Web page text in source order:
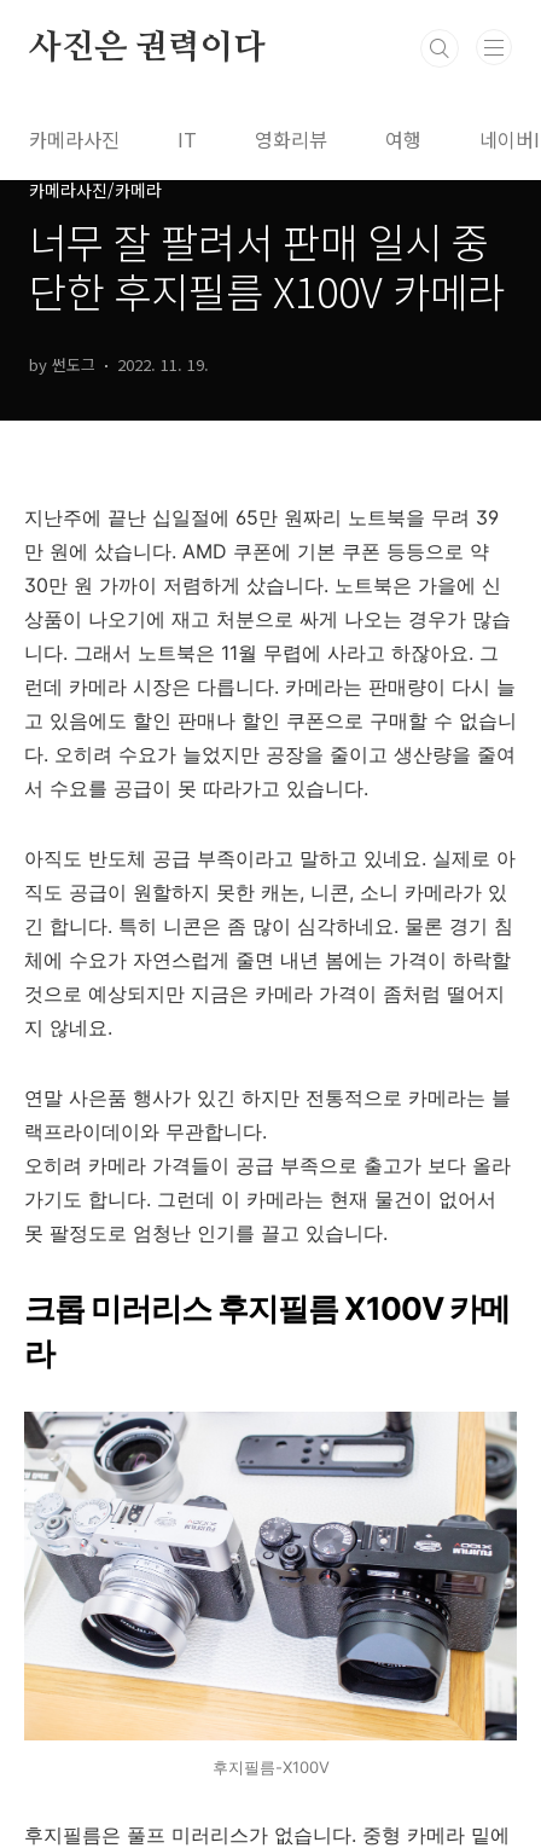
사진은 권력이다
카메라사진 IT 영화리뷰 여행 네이
카메라사진/카메라
너무 잘 팔려서 판매 일시 중
단한 후지필름 X100V 카메라
by 썬도그 2022. 11. 19.
지난주에 끝난 십일절에 65만 원짜리 노트북을 무려 39
만 원에 샀습니다. AMD 쿠폰에 기본 쿠폰 등등으로 약
30만 원 가까이 저렴하게 샀습니다. 노트북은 가을에 신
상품이 나오기에 재고 처분으로 싸게 나오는 경우가 많습
니다. 그래서 노트북은 11월 무렵에 사라고 하잖아요. 그
런데 카메라 시장은 다릅니다. 카메라는 판매량이 다시 늘
고 있음에도 할인 판매나 할인 쿠폰으로 구매할 수 없습니
다. 오히려 수요가 늘었지만 공장을 줄이고 생산량을 줄여
서 수요를 공급이 못 따라가고 있습니다.
아직도 반도체 공급 부족이라고 말하고 있네요. 실제로 아
직도 공급이 원할하지 못한 캐논, 니콘, 소니 카메라가 있
긴 합니다. 특히 니콘은 좀 많이 심각하네요. 물론 경기 침
체에 수요가 자연스럽게 줄면 내년 봄에는 가격이 하락할
것으로 예상되지만 지금은 카메라 가격이 좀처럼 떨어지
지 않네요.
연말 사은품 행사가 있긴 하지만 전통적으로 카메라는 블
랙프라이데이와 무관합니다.
오히려 카메라 가격들이 공급 부족으로 출고가 보다 올라
가기도 합니다. 그런데 이 카메라는 현재 물건이 없어서
못 팔정도로 엄청난 인기를 끌고 있습니다.
크롭 미러리스 후지필름 X100V 카메
라
후지필름-X100V
후지필름은 풀프 미러리스가 없습니다. 중형 카메라 밑에